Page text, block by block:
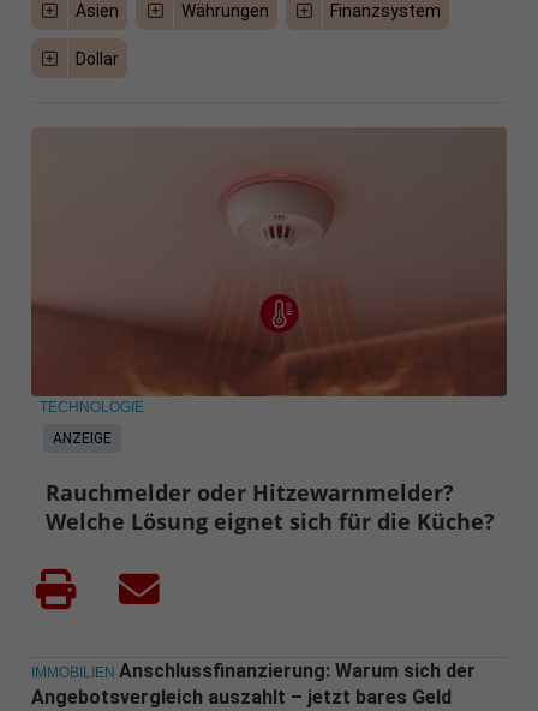
Asien Währungen Finanzsystem
Dollar
ANZEIGE
TECHNOLOGIE
Rauchmelder oder Hitzewarnmelder?
Welche Lösung eignet sich für die Küche?
IMMOBILIEN Anschlussfinanzierung: Warum sich der
Angebotsvergleich auszahlt – jetzt bares Geld